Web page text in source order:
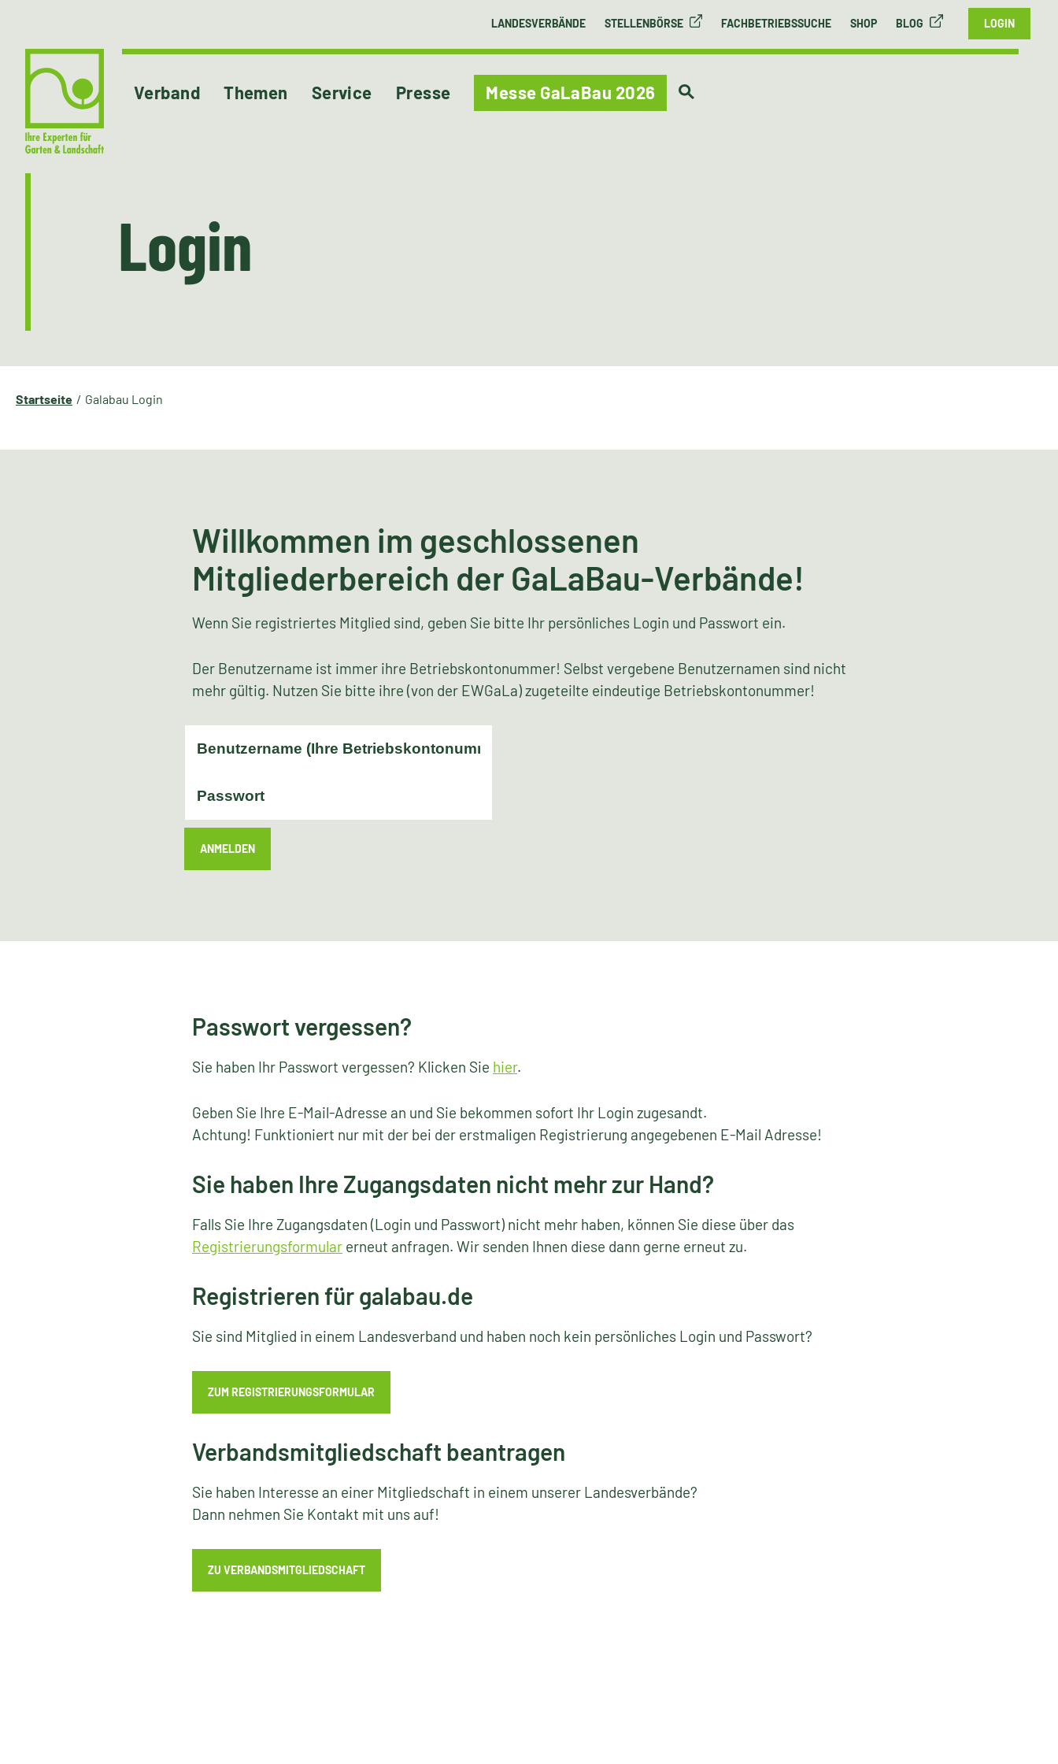
LANDESVERBÄNDE STELLENBÖRSE FACHBETRIEBSSUCHE SHOP BLOG LOGIN
Verband Themen Service Presse Messe GaLaBau 2026
Login
Startseite Galabau Login
Willkommen im geschlossenen
Mitgliederbereich der GaLaBau-Verbände!
Wenn Sie registriertes Mitglied sind, geben Sie bitte Ihr persönliches Login und Passwort ein.
Der Benutzername ist immer ihre Betriebskontonummer! Selbst vergebene Benutzernamen sind nicht
mehr gültig. Nutzen Sie bitte ihre (von der EWGaLa) zugeteilte eindeutige Betriebskontonummer!
ANMELDEN
Passwort vergessen?
Sie haben Ihr Passwort vergessen? Klicken Sie hier.
Geben Sie Ihre E-Mail-Adresse an und Sie bekommen sofort Ihr Login zugesandt.
Achtung! Funktioniert nur mit der bei der erstmaligen Registrierung angegebenen E-Mail Adresse!
Sie haben Ihre Zugangsdaten nicht mehr zur Hand?
Falls Sie Ihre Zugangsdaten (Login und Passwort) nicht mehr haben, können Sie diese über das
Registrierungsformular erneut anfragen. Wir senden Ihnen diese dann gerne erneut zu.
Registrieren für galabau.de
Sie sind Mitglied in einem Landesverband und haben noch kein persönliches Login und Passwort?
ZUM REGISTRIERUNGSFORMULAR
Verbandsmitgliedschaft beantragen
Sie haben Interesse an einer Mitgliedschaft in einem unserer Landesverbände?
Dann nehmen Sie Kontakt mit uns auf!
ZU VERBANDSMITGLIEDSCHAFT